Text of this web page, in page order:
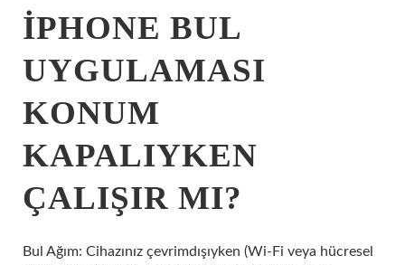
IPHONE BUL
UYGULAMASI
KONUM
KAPALIYKEN
ÇALIŞIR MI?
Bul Ağım: Cihazınız çevrimdışıyken (Wi-Fi veya hücresel